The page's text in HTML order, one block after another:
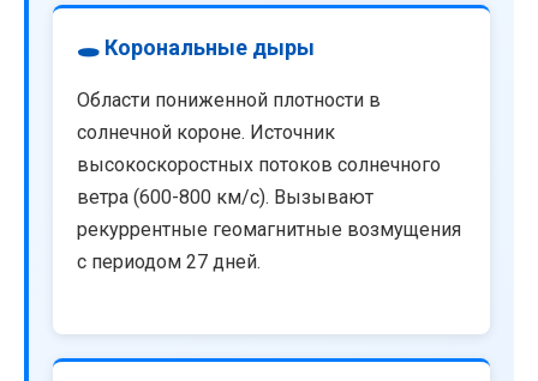
🕳️ Корональные дыры
Области пониженной плотности в
солнечной короне. Источник
высокоскоростных потоков солнечного
ветра (600-800 км/с). Вызывают
рекуррентные геомагнитные возмущения
с периодом 27 дней.